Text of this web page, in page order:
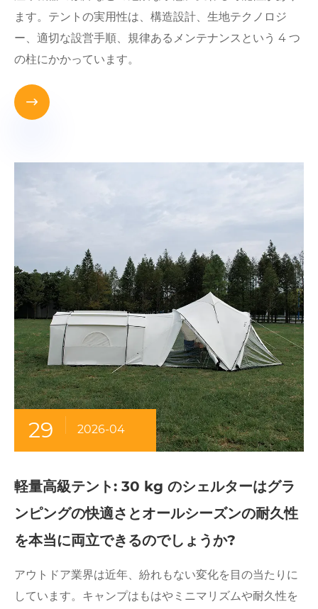
ます。テントの実用性は、構造設計、生地テクノロジ
ー、適切な設営手順、規律あるメンテナンスという 4 つ
の柱にかかっています。

29 2026-04
軽量高級テント: 30 kg のシェルターはグラ
ンピングの快適さとオールシーズンの耐久性
を本当に両立できるのでしょうか?
アウトドア業界は近年、紛れもない変化を目の当たりに
しています。キャンプはもはやミニマリズムや耐久性を